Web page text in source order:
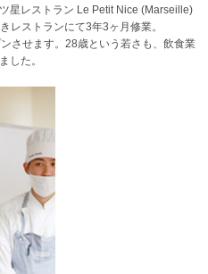
星レストラン Le Petit Nice (Marseille)
レストランにて3年3ヶ月修業。
させます。28歳という若さも、飲食業
した。